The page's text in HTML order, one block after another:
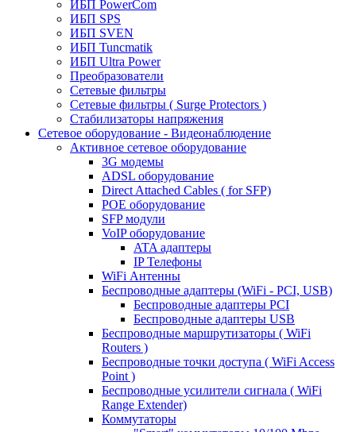
ИБП PowerCom
ИБП SPS
ИБП SVEN
ИБП Tuncmatik
ИБП Ultra Power
Преобразователи
Сетевые фильтры
Сетевые фильтры ( Surge Protectors )
Стабилизаторы напряжения
Сетевое оборудование - Видеонаблюдение
Активное сетевое оборудование
3G модемы
ADSL оборудование
Direct Attached Cables ( for SFP)
POE оборудование
SFP модули
VoIP оборудование
ATA адаптеры
IP Телефоны
WiFi Антенны
Беспроводные адаптеры (WiFi - PCI, USB)
Беспроводные адаптеры PCI
Беспроводные адаптеры USB
Беспроводные маршрутизаторы ( WiFi
Routers )
Беспроводные точки доступа ( WiFi Access
Point )
Беспроводные усилители сигнала ( WiFi
Range Extender)
Коммутаторы